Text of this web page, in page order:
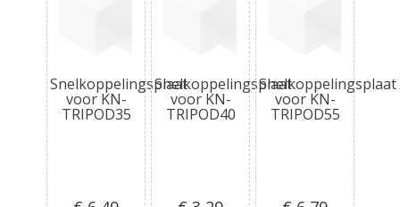
Snelkoppelingsplaat
voor KN-
TRIPOD35
Snelkoppelingsplaat
voor KN-
TRIPOD40
Snelkoppelingsplaat
voor KN-
TRIPOD55